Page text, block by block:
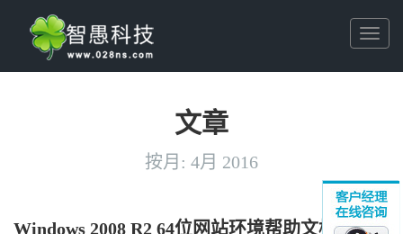
Toggle
文章
按月: 4月 2016
Windows 2008 R2 64位网站环境帮助文档